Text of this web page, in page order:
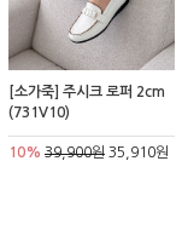
[소가죽] 주시크 로퍼 2cm
(731V10)
10% 39,900원 35,910원